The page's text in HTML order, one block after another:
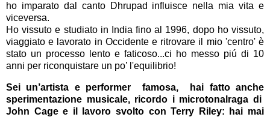
ho imparato dal canto Dhrupad influisce nella mia vita e
viceversa.
Ho vissuto e studiato in India fino al 1996, dopo ho vissuto,
viaggiato e lavorato in Occidente e ritrovare il mio 'centro' è
stato un processo lento e faticoso...ci ho messo piú di 10
anni per riconquistare un po’ l'equilibrio!
Sei un’artista e performer famosa, hai fatto anche
sperimentazione musicale, ricordo i microtonalraga di
John Cage e il lavoro svolto con Terry Riley: hai mai